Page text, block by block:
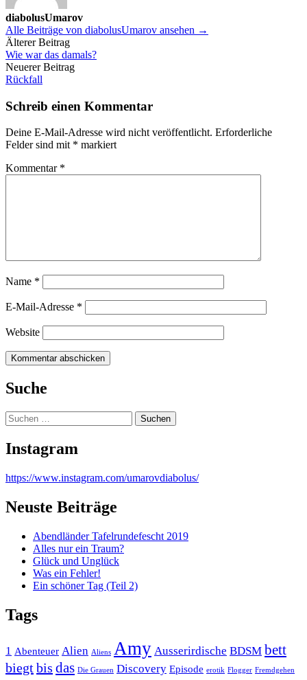
diabolusUmarov
Alle Beiträge von diabolusUmarov ansehen →
Beitrags-
Navigation
Älterer Beitrag
Wie war das damals?
Neuerer Beitrag
Rückfall
Schreib einen Kommentar
Deine E-Mail-Adresse wird nicht veröffentlicht. Erforderliche
Felder sind mit * markiert
Kommentar *
Name *
E-Mail-Adresse *
Website
Suche
Suchen
nach:
Instagram
https://www.instagram.com/umarovdiabolus/
Neuste Beiträge
Abendländer Tafelrundefescht 2019
Alles nur ein Traum?
Glück und Unglück
Was ein Fehler!
Ein schöner Tag (Teil 2)
Tags
1 Abenteuer Alien Aliens Amy Ausserirdische BDSM bett
biegtbis das Die Grauen Discovery Episode erotik Flogger Fremdgehen